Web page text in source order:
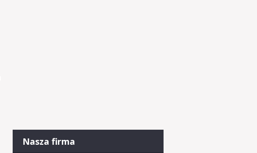
Nasza firma